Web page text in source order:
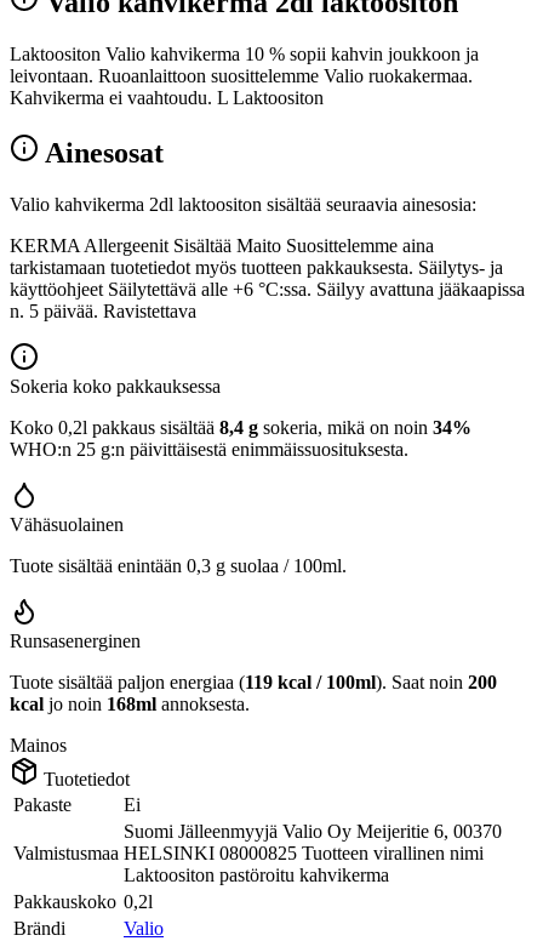
Laktoositon Valio kahvikerma 10 % sopii kahvin joukkoon ja
leivontaan. Ruoanlaittoon suosittelemme Valio ruokakermaa.
Kahvikerma ei vaahtoudu. L Laktoositon
Ainesosat
Valio kahvikerma 2dl laktoositon sisältää seuraavia ainesosia:
KERMA Allergeenit Sisältää Maito Suosittelemme aina
tarkistamaan tuotetiedot myös tuotteen pakkauksesta. Säilytys- ja
käyttöohjeet Säilytettävä alle +6 °C:ssa. Säilyy avattuna jääkaapissa
n. 5 päivää. Ravistettava
Sokeria koko pakkauksessa
Koko 0,2l pakkaus sisältää 8,4 g sokeria, mikä on noin 34%
WHO:n 25 g:n päivittäisestä enimmäissuosituksesta.
Vähäsuolainen
Tuote sisältää enintään 0,3 g suolaa / 100ml.
Runsasenerginen
Tuote sisältää paljon energiaa (119 kcal / 100ml). Saat noin 200
kcal jo noin 168ml annoksesta.
Mainos
Tuotetiedot
Pakaste
Ei
Valmistusmaa
Suomi Jälleenmyyjä Valio Oy Meijeritie 6, 00370
HELSINKI 08000825 Tuotteen virallinen nimi
Laktoositon pastöroitu kahvikerma
Pakkauskoko 0,2l
Brändi
Valio